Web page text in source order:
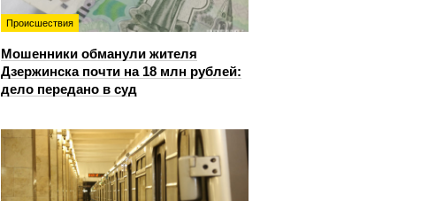
Происшествия
Мошенники обманули жителя
Дзержинска почти на 18 млн рублей:
дело передано в суд